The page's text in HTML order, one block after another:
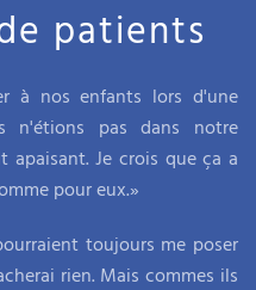
patients
à nos enfants lors d'une
n'étions pas dans notre
Je crois que ça a
pour eux.»
toujours me poser
rien. Mais commes ils